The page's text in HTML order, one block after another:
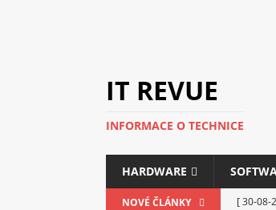
IT REVUE
INFORMACE O TECHNICE
HARDWARE
NOVÉ ČLÁNKY [ 30-08-